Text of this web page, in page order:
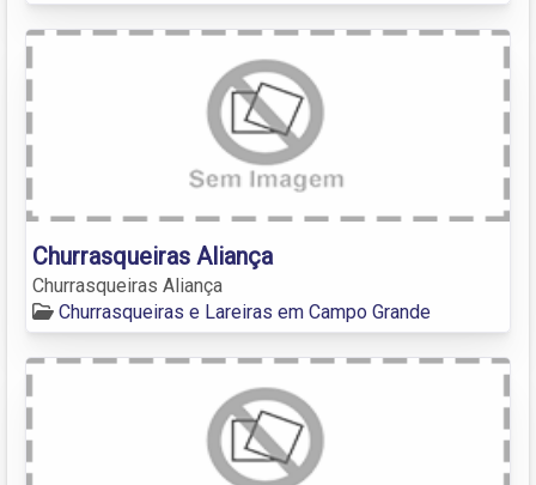
Churrasqueiras Aliança
Churrasqueiras Aliança
Churrasqueiras e Lareiras em Campo Grande